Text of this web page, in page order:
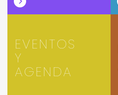
EVENTOS
Y
AGENDA